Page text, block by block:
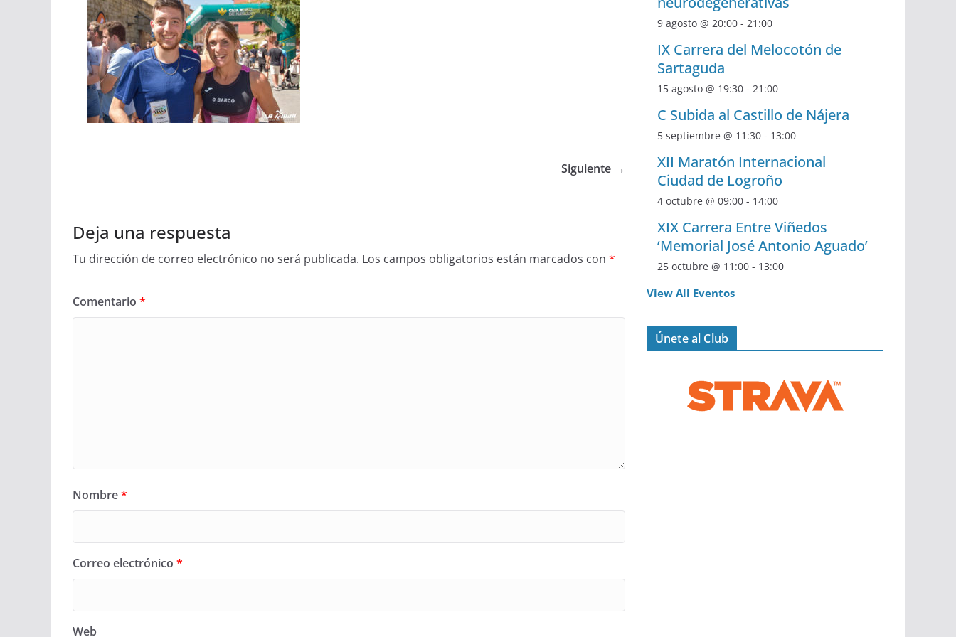
Siguiente →
Deja una respuesta
Tu dirección de correo electrónico no será publicada. Los campos obligatorios están marcados con *
Comentario *
Nombre*
Correo electrónico *
Web
9 agosto @ 20:00 - 21:00
IX Carrera del Melocotón de
Sartaguda
15 agosto @ 19:30 - 21:00
C Subida al Castillo de Nájera
5 septiembre @ 11:30 - 13:00
XII Maratón Internacional
Ciudad de Logroño
4 octubre @ 09:00 - 14:00
XIX Carrera Entre Viñedos
‘Memorial José Antonio Aguado’
25 octubre @ 11:00 - 13:00
View All Eventos
Únete al Club